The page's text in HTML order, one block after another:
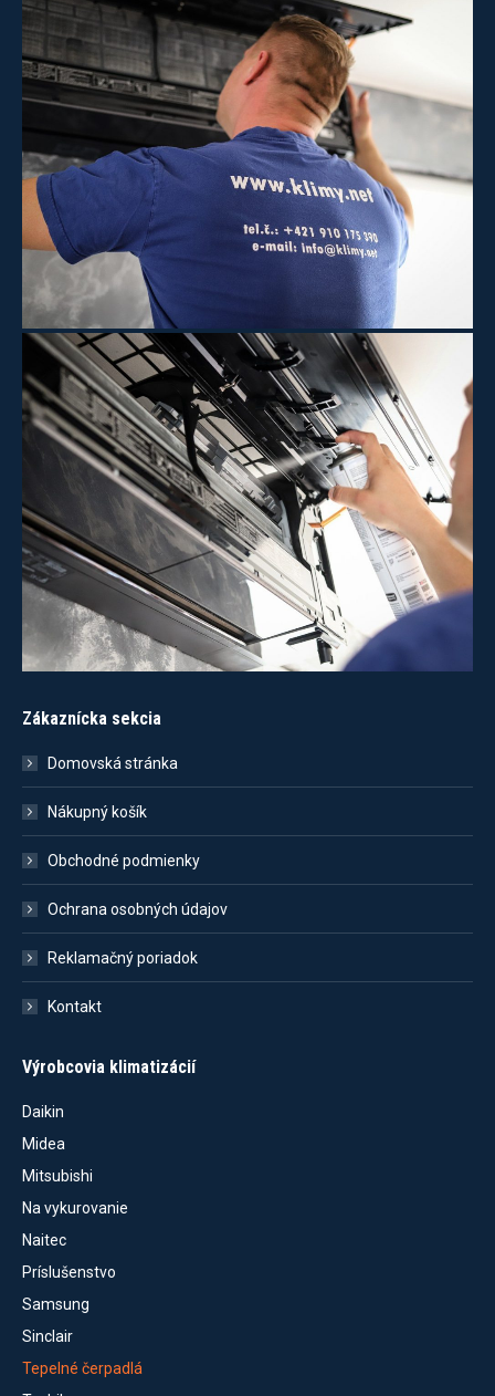
Zákaznícka sekcia
Domovská stránka
Nákupný košík
Obchodné podmienky
Ochrana osobných údajov
Reklamačný poriadok
Kontakt
Výrobcovia klimatizácií
Daikin
Midea
Mitsubishi
Na vykurovanie
Naitec
Príslušenstvo
Samsung
Sinclair
Tepelné čerpadlá